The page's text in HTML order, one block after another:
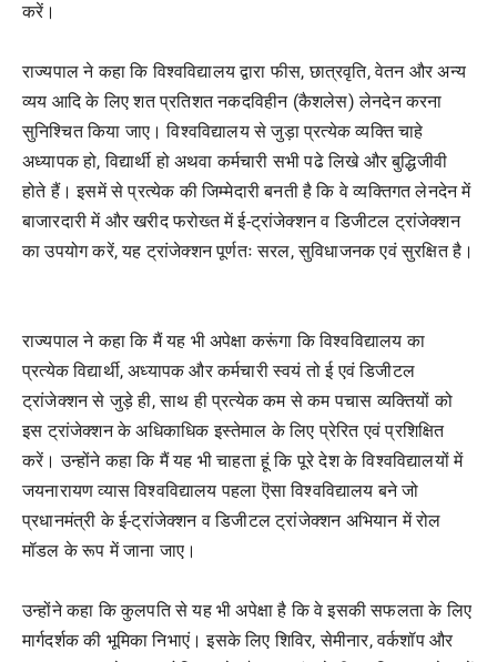
करें।
राज्यपाल ने कहा कि विश्वविद्यालय द्वारा फीस, छात्रवृति, वेतन और अन्य
व्यय आदि के लिए शत प्रतिशत नकदविहीन (कैशलेस) लेनदेन करना
सुनिश्चित किया जाए। विश्वविद्यालय से जुड़ा प्रत्येक व्यक्ति चाहे
अध्यापक हो, विद्यार्थी हो अथवा कर्मचारी सभी पढे लिखे और बुद्धिजीवी
होते हैं। इसमें से प्रत्येक की जिम्मेदारी बनती है कि वे व्यक्तिगत लेनदेन में
बाजारदारी में और खरीद फरोख्त में ई-ट्रांजेक्शन व डिजीटल ट्रांजेक्शन
का उपयोग करें, यह ट्रांजेक्शन पूर्णतः सरल, सुविधाजनक एवं सुरक्षित है।
राज्यपाल ने कहा कि मैं यह भी अपेक्षा करूंगा कि विश्वविद्यालय का
प्रत्येक विद्यार्थी, अध्यापक और कर्मचारी स्वयं तो ई एवं डिजीटल
ट्रांजेक्शन से जुड़े ही, साथ ही प्रत्येक कम से कम पचास व्यक्तियों को
इस ट्रांजेक्शन के अधिकाधिक इस्तेमाल के लिए प्रेरित एवं प्रशिक्षित
करें। उन्होंने कहा कि मैं यह भी चाहता हूं कि पूरे देश के विश्वविद्यालयों में
जयनारायण व्यास विश्वविद्यालय पहला ऎसा विश्वविद्यालय बने जो
प्रधानमंत्री के ई-ट्रांजेक्शन व डिजीटल ट्रांजेक्शन अभियान में रोल
मॉडल के रूप में जाना जाए।
उन्होंने कहा कि कुलपति से यह भी अपेक्षा है कि वे इसकी सफलता के लिए
मार्गदर्शक की भूमिका निभाएं। इसके लिए शिविर, सेमीनार, वर्कशॉप और